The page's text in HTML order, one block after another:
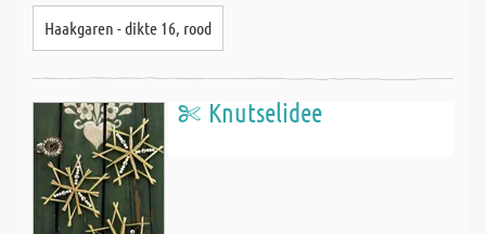
Haakgaren - dikte 16, rood
Knutselidee